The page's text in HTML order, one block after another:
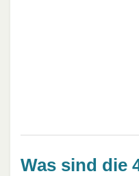
Was sind die